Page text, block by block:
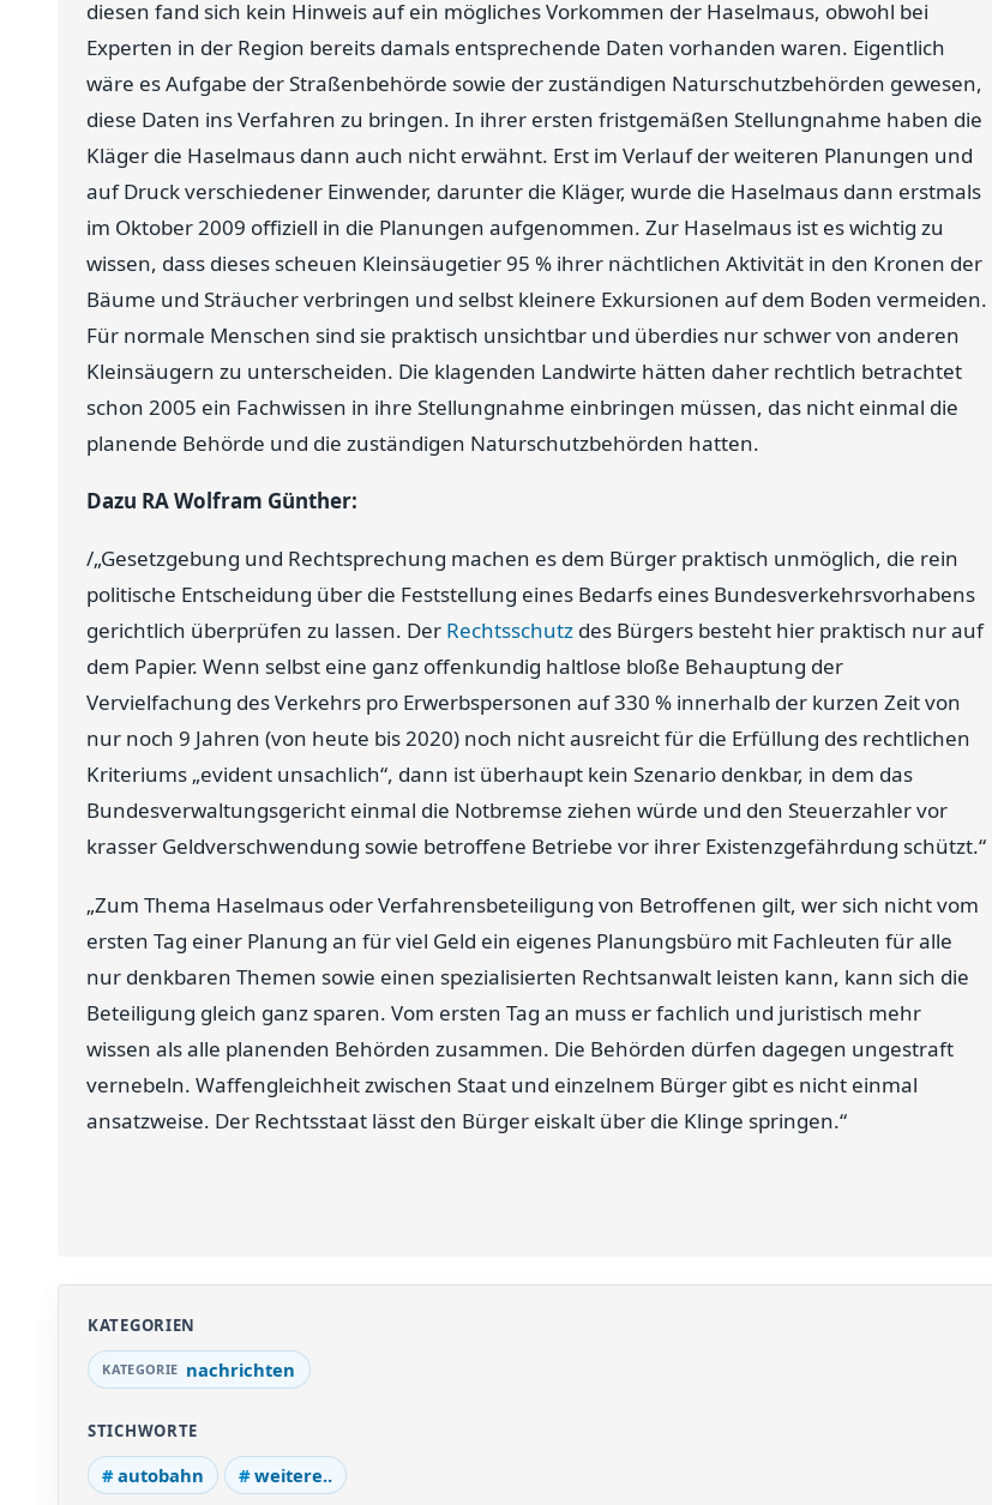
diesen fand sich kein Hinweis auf ein mögliches Vorkommen der Haselmaus, obwohl bei
Experten in der Region bereits damals entsprechende Daten vorhanden waren. Eigentlich
wäre es Aufgabe der Straßenbehörde sowie der zuständigen Naturschutzbehörden gewesen,
diese Daten ins Verfahren zu bringen. In ihrer ersten fristgemäßen Stellungnahme haben die
Kläger die Haselmaus dann auch nicht erwähnt. Erst im Verlauf der weiteren Planungen und
auf Druck verschiedener Einwender, darunter die Kläger, wurde die Haselmaus dann erstmals
im Oktober 2009 offiziell in die Planungen aufgenommen. Zur Haselmaus ist es wichtig zu
wissen, dass dieses scheuen Kleinsäugetier 95 % ihrer nächtlichen Aktivität in den Kronen der
Bäume und Sträucher verbringen und selbst kleinere Exkursionen auf dem Boden vermeiden.
Für normale Menschen sind sie praktisch unsichtbar und überdies nur schwer von anderen
Kleinsäugern zu unterscheiden. Die klagenden Landwirte hätten daher rechtlich betrachtet
schon 2005 ein Fachwissen in ihre Stellungnahme einbringen müssen, das nicht einmal die
planende Behörde und die zuständigen Naturschutzbehörden hatten.
Dazu RA Wolfram Günther:
/„Gesetzgebung und Rechtsprechung machen es dem Bürger praktisch unmöglich, die rein
politische Entscheidung über die Feststellung eines Bedarfs eines Bundesverkehrsvorhabens
gerichtlich überprüfen zu lassen. Der Rechtsschutz des Bürgers besteht hier praktisch nur auf
dem Papier. Wenn selbst eine ganz offenkundig haltlose bloße Behauptung der
Vervielfachung des Verkehrs pro Erwerbspersonen auf 330 % innerhalb der kurzen Zeit von
nur noch 9 Jahren (von heute bis 2020) noch nicht ausreicht für die Erfüllung des rechtlichen
Kriteriums „evident unsachlich“, dann ist überhaupt kein Szenario denkbar, in dem das
Bundesverwaltungsgericht einmal die Notbremse ziehen würde und den Steuerzahler vor
krasser Geldverschwendung sowie betroffene Betriebe vor ihrer Existenzgefährdung schützt.“
„Zum Thema Haselmaus oder Verfahrensbeteiligung von Betroffenen gilt, wer sich nicht vom
ersten Tag einer Planung an für viel Geld ein eigenes Planungsbüro mit Fachleuten für alle
nur denkbaren Themen sowie einen spezialisierten Rechtsanwalt leisten kann, kann sich die
Beteiligung gleich ganz sparen. Vom ersten Tag an muss er fachlich und juristisch mehr
wissen als alle planenden Behörden zusammen. Die Behörden dürfen dagegen ungestraft
vernebeln. Waffengleichheit zwischen Staat und einzelnem Bürger gibt es nicht einmal
ansatzweise. Der Rechtsstaat lässt den Bürger eiskalt über die Klinge springen.“
KATEGORIEN
nachrichten
STICHWORTE
autobahn weitere..